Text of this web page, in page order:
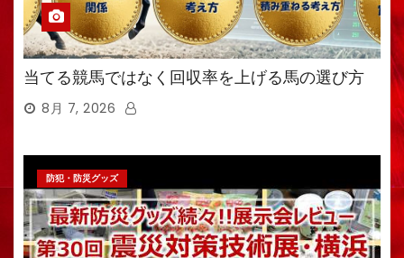
当てる競馬ではなく回収率を上げる馬の選び方
8月 7, 2026
防犯・防災グッズ